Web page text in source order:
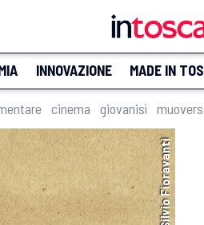
INNOVAZIONE MADE IN
cinema giovanisì